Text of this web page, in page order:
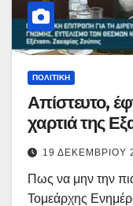
ΠΟΛΙΤΙΚΉ
Απίστευτο,
χαρτιά της
19 ΔΕΚΕΜΒΡΊΟΥ
Πως να μην την
Τομεάρχης